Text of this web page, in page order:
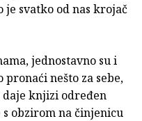
svatko od nas krojač
jednostavno su i
nešto za sebe,
daje knjizi određen
obzirom na činjenicu